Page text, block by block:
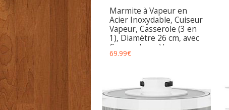
Marmite à Vapeur en
Acier Inoxydable, Cuiseur
Vapeur, Casserole (3 en
1), Diamètre 26 cm, avec
Couvercle en Verre,
Cuiseur Vapeur pour
Induction, Argent
69.99€